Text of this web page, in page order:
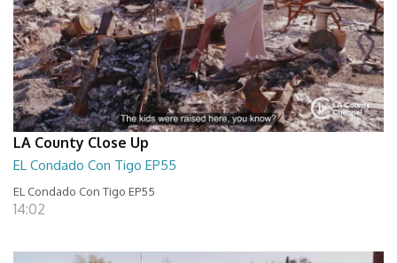
LA County Close Up
EL Condado Con Tigo EP55
EL Condado Con Tigo EP55
14:02